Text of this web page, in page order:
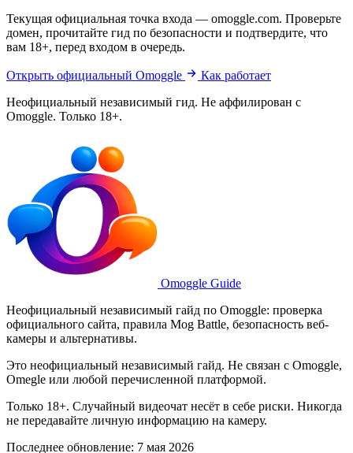
Текущая официальная точка входа — omoggle.com. Проверьте
домен, прочитайте гид по безопасности и подтвердите, что
вам 18+, перед входом в очередь.
Открыть официальный Omoggle
Как работает
Неофициальный независимый гид. Не аффилирован с
Omoggle. Только 18+.
Omoggle Guide
Неофициальный независимый гайд по Omoggle: проверка
официального сайта, правила Mog Battle, безопасность веб-
камеры и альтернативы.
Это неофициальный независимый гайд. Не связан с Omoggle,
Omegle или любой перечисленной платформой.
Только 18+. Случайный видеочат несёт в себе риски. Никогда
не передавайте личную информацию на камеру.
Последнее обновление: 7 мая 2026